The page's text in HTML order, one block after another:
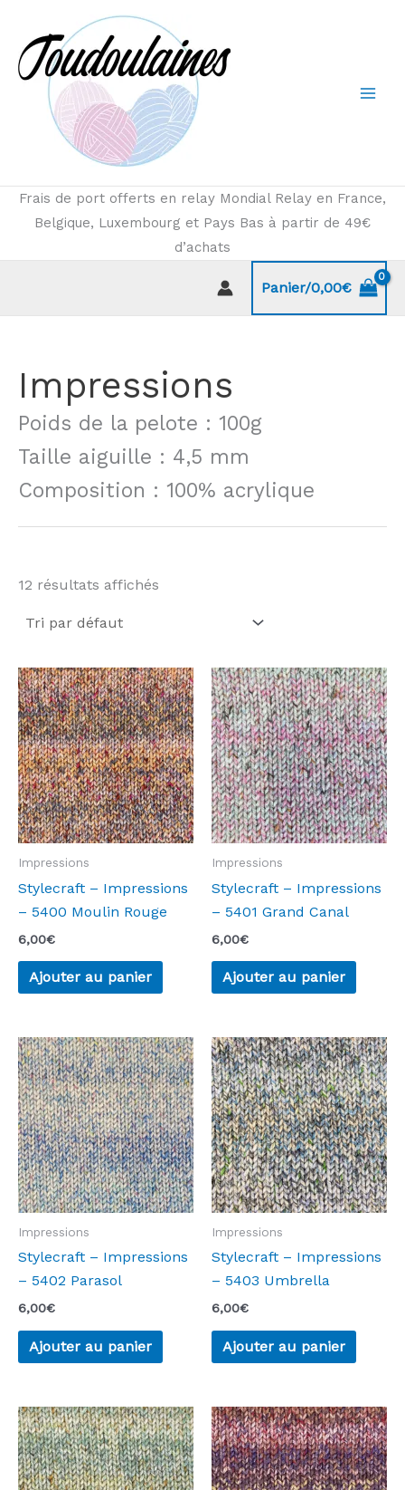
contenu
Frais de port offerts en relay Mondial Relay en France,
Belgique, Luxembourg et Pays Bas à partir de 49€
d’achats
Panier/0,00€
Impressions
Poids de la pelote : 100g
Taille aiguille : 4,5 mm
Composition : 100% acrylique
12 résultats affichés
Impressions
Stylecraft – Impressions
– 5400 Moulin Rouge
6,00€
Ajouter au panier
Impressions
Stylecraft – Impressions
– 5401 Grand Canal
6,00€
Ajouter au panier
Impressions
Stylecraft – Impressions
– 5402 Parasol
6,00€
Ajouter au panier
Impressions
Stylecraft – Impressions
– 5403 Umbrella
6,00€
Ajouter au panier